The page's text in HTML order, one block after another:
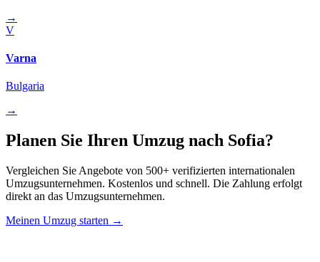
→
V
Varna
Bulgaria
→
Planen Sie Ihren Umzug nach Sofia?
Vergleichen Sie Angebote von 500+ verifizierten internationalen
Umzugsunternehmen. Kostenlos und schnell. Die Zahlung erfolgt
direkt an das Umzugsunternehmen.
Meinen Umzug starten →